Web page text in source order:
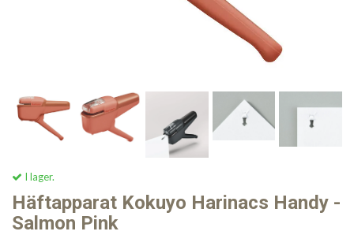
I lager.
Häftapparat Kokuyo Harinacs Handy -
Salmon Pink